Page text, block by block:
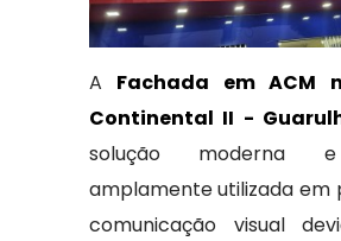
A Fachada em ACM
Continental II -
solução moderna
amplamente utilizada em
comunicação visual